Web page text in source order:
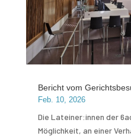
Bericht vom
Feb. 10, 2026
Die Lateiner:innen der
Möglichkeit, an einer